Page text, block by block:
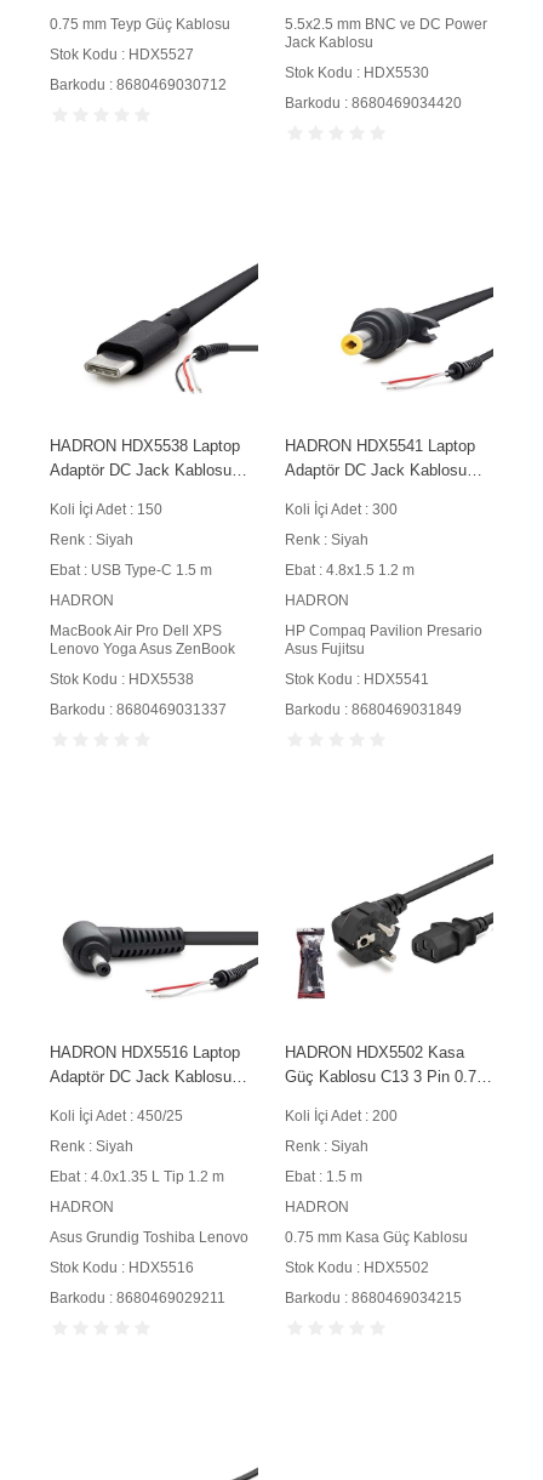
0.75 mm Teyp Güç Kablosu
Stok Kodu : HDX5527
Barkodu : 8680469030712
5.5x2.5 mm BNC ve DC Power
Jack Kablosu
Stok Kodu : HDX5530
Barkodu : 8680469034420
HADRON HDX5538 Laptop
Adaptör DC Jack Kablosu
65W Siyah
Koli İçi Adet : 150
Renk : Siyah
Ebat : USB Type-C 1.5 m
HADRON
MacBook Air Pro Dell XPS
Lenovo Yoga Asus ZenBook
Stok Kodu : HDX5538
Barkodu : 8680469031337
HADRON HDX5541 Laptop
Adaptör DC Jack Kablosu
Siyah
Koli İçi Adet : 300
Renk : Siyah
Ebat : 4.8x1.5 1.2 m
HADRON
HP Compaq Pavilion Presario
Asus Fujitsu
Stok Kodu : HDX5541
Barkodu : 8680469031849
HADRON HDX5516 Laptop
Adaptör DC Jack Kablosu
90W Siyah
Koli İçi Adet : 450/25
Renk : Siyah
Ebat : 4.0x1.35 L Tip 1.2 m
HADRON
Asus Grundig Toshiba Lenovo
Stok Kodu : HDX5516
Barkodu : 8680469029211
HADRON HDX5502 Kasa
Güç Kablosu C13 3 Pin 0.75
Koli İçi Adet : 200
Renk : Siyah
Ebat : 1.5 m
HADRON
0.75 mm Kasa Güç Kablosu
Stok Kodu : HDX5502
Barkodu : 8680469034215